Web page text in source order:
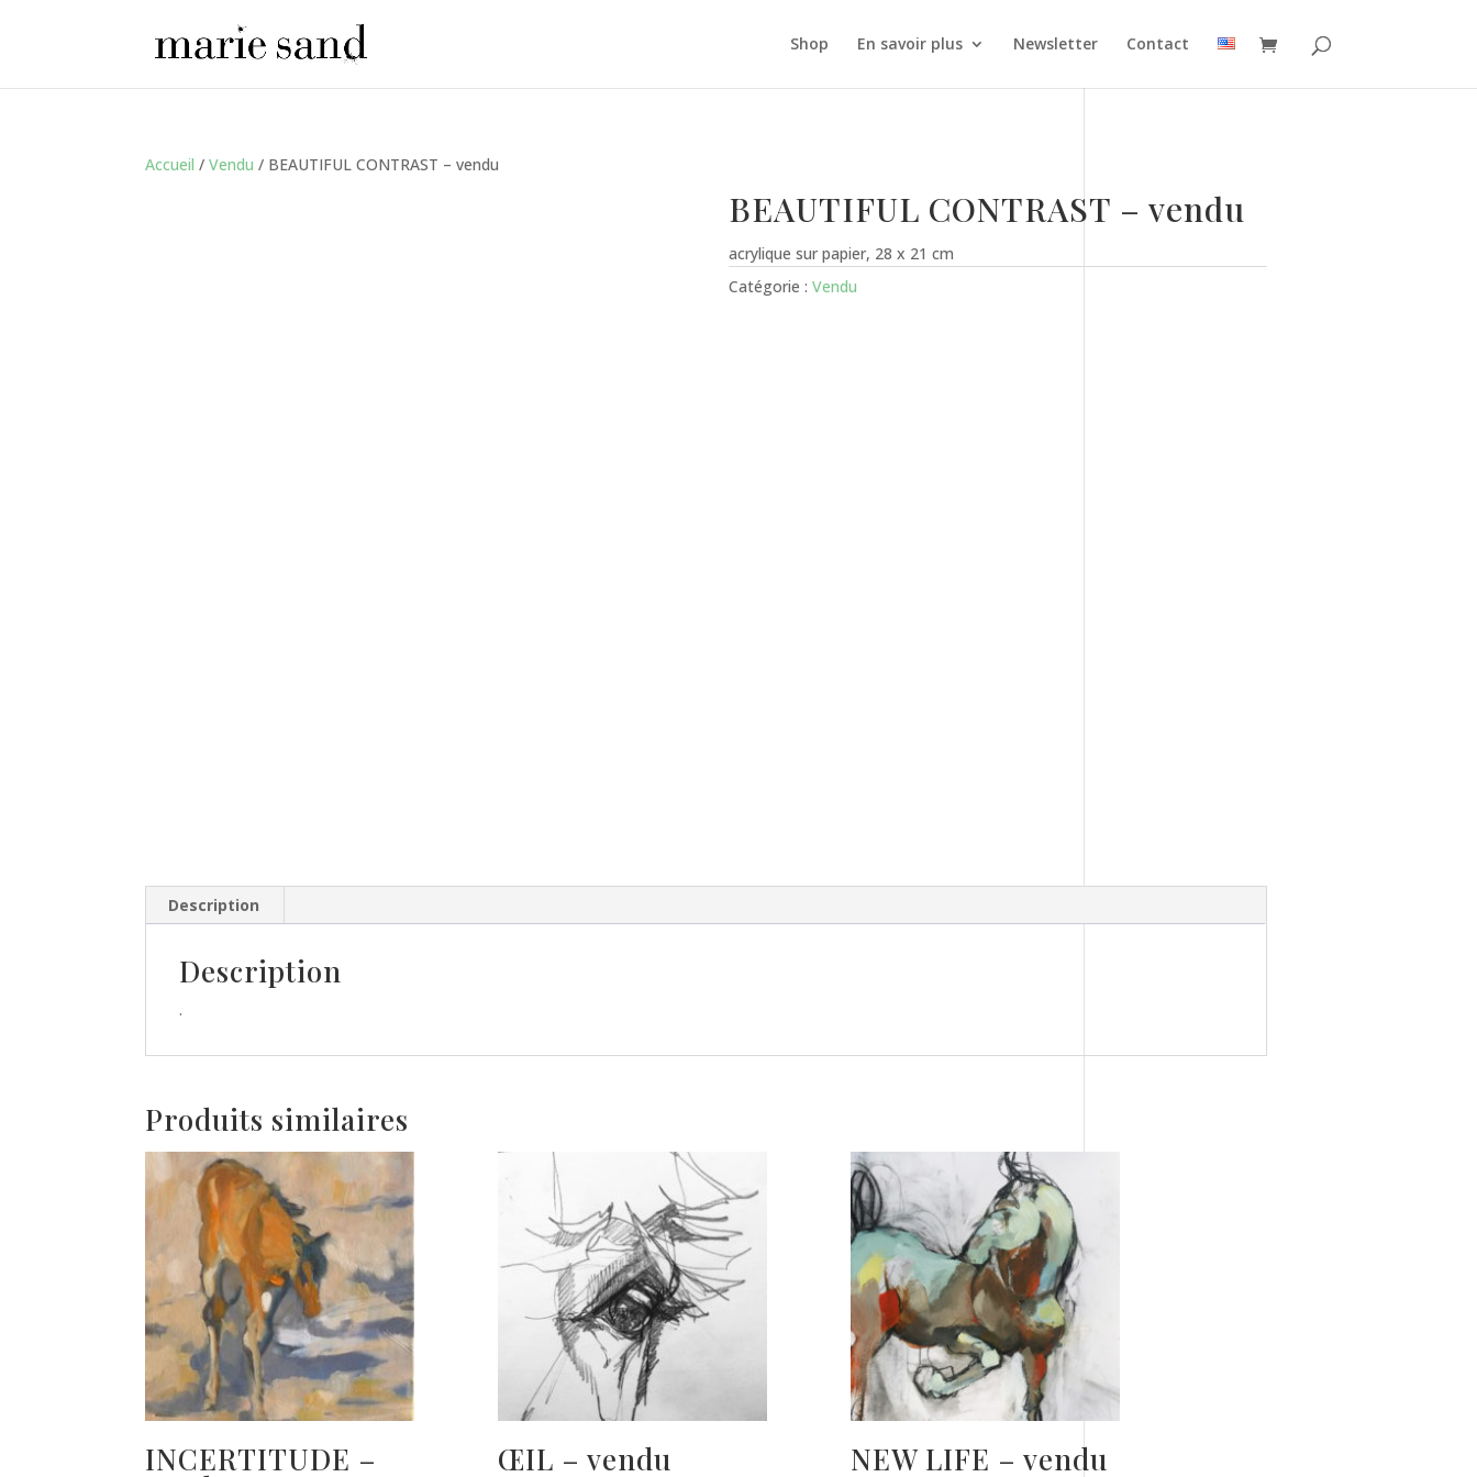
Shop En savoir plus Newsletter Contact
Accueil / Vendu / BEAUTIFUL CONTRAST – vendu
BEAUTIFUL CONTRAST – vendu
acrylique sur papier, 28 x 21 cm
Catégorie : Vendu
Description
Description
.
Produits similaires
INCERTITUDE – ŒIL – vendu NEW LIFE – vendu